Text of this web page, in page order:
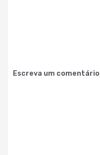
Escreva um comentário